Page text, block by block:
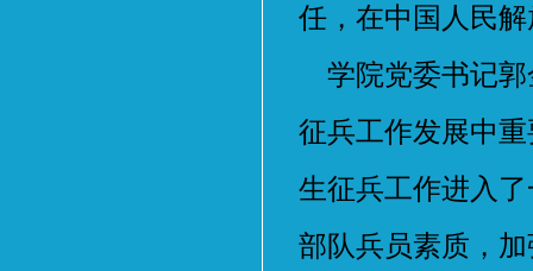
任，在中国人民
学院党委书记郭
征兵工作发展中
生征兵工作进入
部队兵员素质，